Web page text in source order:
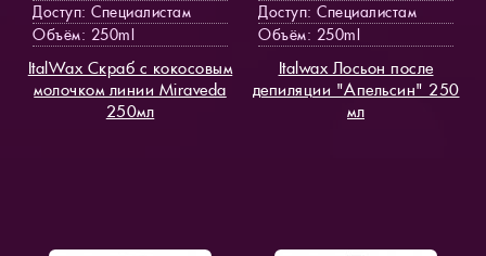
Доступ: Специалистам
Объём: 250ml
ItalWax Скраб с кокосовым
молочком линии Miraveda
250мл
Доступ: Специалистам
Объём: 250ml
Italwax Лосьон после
депиляции "Апельсин" 250
мл